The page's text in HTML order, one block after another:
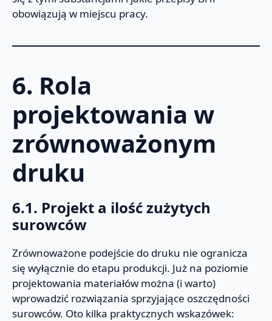
obowiązują w miejscu pracy.
6. Rola
projektowania w
zrównoważonym
druku
6.1. Projekt a ilość zużytych
surowców
Zrównoważone podejście do druku nie ogranicza
się wyłącznie do etapu produkcji. Już na poziomie
projektowania materiałów można (i warto)
wprowadzić rozwiązania sprzyjające oszczędności
surowców. Oto kilka praktycznych wskazówek: